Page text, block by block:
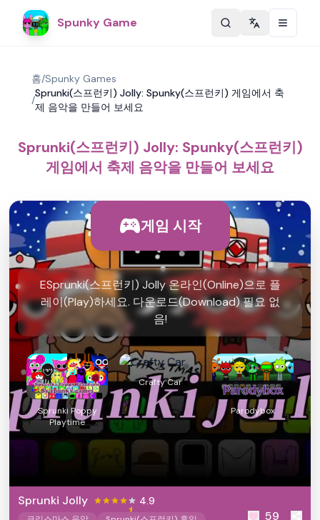
Spunky Game Change
홈/Spunky Games
/
Sprunki(스프런키) Jolly: Spunky(스프런키) 게임에서 축
제 음악을 만들어 보세요
Sprunki(스프런키) Jolly: Spunky(스프런키)
게임에서 축제 음악을 만들어 보세요
게임 시작
ESprunki(스프런키) Jolly 온라인(Online)으로 플
레이(Play)하세요. 다운로드(Download) 필요 없
음!
Sprunki Poppy
Playtime
Crafty Car
Parodybox
Sprunki Jolly 4.9
59